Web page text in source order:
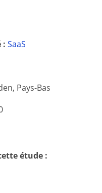
: SaaS
Pays-Bas
étude :